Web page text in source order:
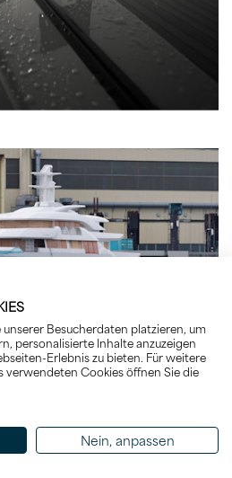
2022-01-25
CAP D’AIL
Besucherdaten platzieren, um
personalisierte Inhalte anzuzeigen
Erlebnis zu bieten. Für weitere
Cookies öffnen Sie die
Nein, anpassen